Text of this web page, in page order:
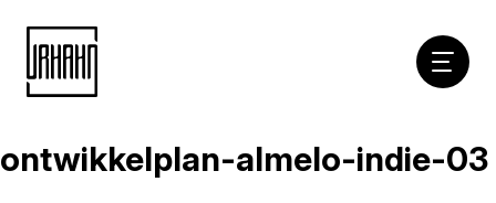
Naar
ontwikkelplan-almelo-indie-03